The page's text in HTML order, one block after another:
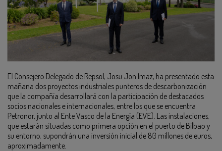
El Consejero Delegado de Repsol, Josu Jon Imaz, ha presentado esta
mañana dos proyectos industriales punteros de descarbonización
que la compañía desarrollará con la participación de destacados
socios nacionales e internacionales, entre los que se encuentra
Petronor, junto al Ente Vasco de la Energía (EVE). Las instalaciones,
que estarán situadas como primera opción en el puerto de Bilbao y
su entorno, supondrán una inversión inicial de 80 millones de euros,
aproximadamente.